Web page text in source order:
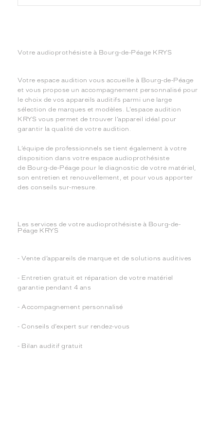
Votre audioprothésiste à Bourg-de-Péage KRYS
Votre espace audition vous accueille à Bourg-de-Péage
et vous propose un accompagnement personnalisé pour
le choix de vos appareils auditifs parmi une large
sélection de marques et modèles. L’espace audition
KRYS vous permet de trouver l’appareil idéal pour
garantir la qualité de votre audition.
L’équipe de professionnels se tient également à votre
disposition dans votre espace audioprothésiste
de Bourg-de-Péage pour le diagnostic de votre matériel,
son entretien et renouvellement, et pour vous apporter
des conseils sur-mesure.
Les services de votre audioprothésiste à Bourg-de-
Péage KRYS
- Vente d’appareils de marque et de solutions auditives
- Entretien gratuit et réparation de votre matériel
garantie pendant 4 ans
- Accompagnement personnalisé
- Conseils d’expert sur rendez-vous
- Bilan auditif gratuit